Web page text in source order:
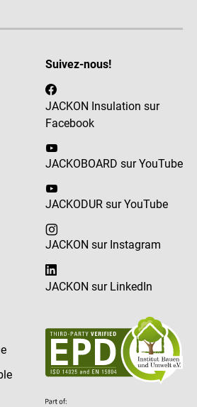
Suivez-nous!
JACKON Insulation sur
Facebook
JACKOBOARD sur YouTube
JACKODUR sur YouTube
JACKON sur Instagram
JACKON sur LinkedIn